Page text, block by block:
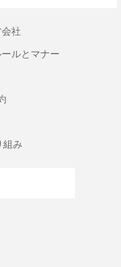
社
ルとマナー
組み